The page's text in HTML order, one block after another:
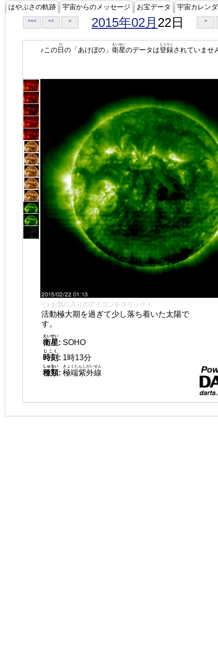
はやぶさの軌跡 宇宙からのメッセージ お宝データ 宇宙カレン
<<< << < 2015年02月 22日 >
♪この日
ひ
の「あけぼの」 衛星
えいせい
のデータは登録
とうろく
されていませ
👈 お気に入りのアイコンをクリック！
活動極大期を過ぎて少し落ち着いた太陽で
す。
衛星
えいせい
: SOHO
時刻
じこく
: 1時13分
種類
しゅるい
: 極端紫外線
きょくたんしがいせん